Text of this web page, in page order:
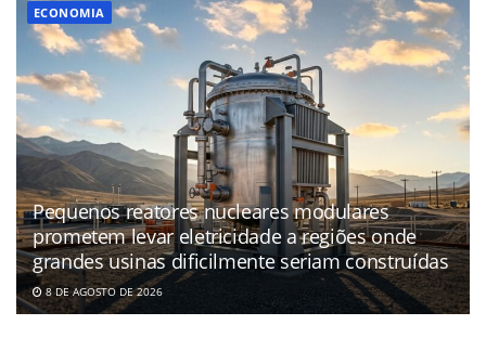
ECONOMIA
Pequenos reatores nucleares modulares
prometem levar eletricidade a regiões onde
grandes usinas dificilmente seriam construídas
8 DE AGOSTO DE 2026